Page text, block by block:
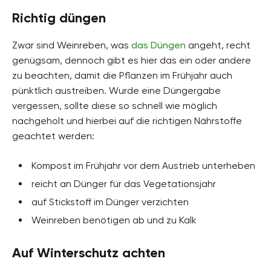
Richtig düngen
Zwar sind Weinreben, was das Düngen angeht, recht
genügsam, dennoch gibt es hier das ein oder andere
zu beachten, damit die Pflanzen im Frühjahr auch
pünktlich austreiben. Wurde eine Düngergabe
vergessen, sollte diese so schnell wie möglich
nachgeholt und hierbei auf die richtigen Nährstoffe
geachtet werden:
Kompost im Frühjahr vor dem Austrieb unterheben
reicht an Dünger für das Vegetationsjahr
auf Stickstoff im Dünger verzichten
Weinreben benötigen ab und zu Kalk
Auf Winterschutz achten